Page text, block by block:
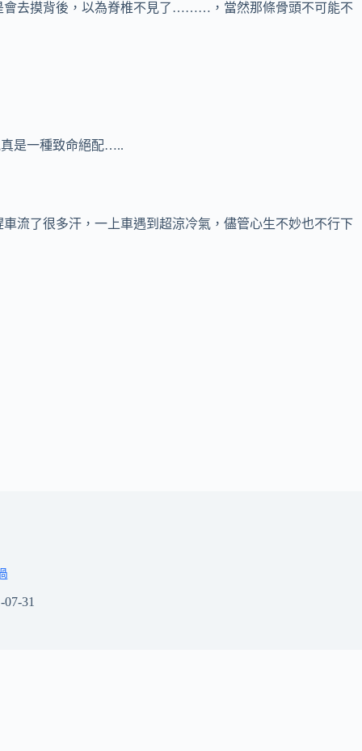
會去摸背後，以為脊椎不見了………，當然那條骨頭不可能不
是一種致命絕配…..
流了很多汗，一上車遇到超涼冷氣，儘管心生不妙也不行下
07-31